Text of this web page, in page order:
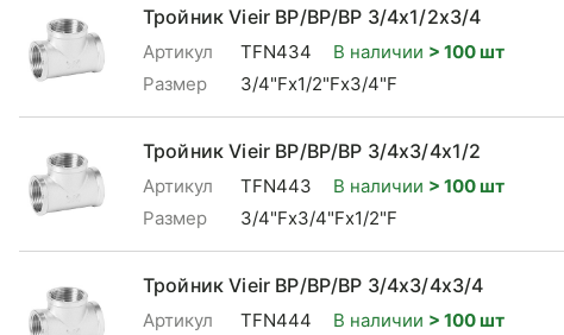
Тройник Vieir ВР/ВР/ВР 3/4x1/2x3/4
Артикул TFN434 В наличии > 100 шт
Размер
3/4"Fx1/2"Fx3/4"F
Тройник Vieir ВР/ВР/ВР 3/4x3/4x1/2
Артикул TFN443 В наличии > 100 шт
Размер
3/4"Fx3/4"Fx1/2"F
Тройник Vieir ВР/ВР/ВР 3/4x3/4x3/4
Артикул TFN444 В наличии > 100 шт